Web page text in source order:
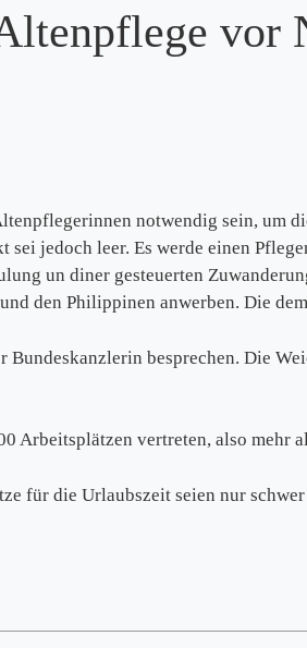
vor
notwendig sein, um
jedoch leer. Es werde einen
un diner gesteuerten
den Philippinen anwerben. Die
besprechen. Die
Arbeitsplätzen vertreten, also mehr
für die Urlaubszeit seien nur